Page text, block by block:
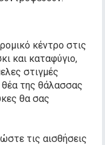
κέντρο στις
και καταφύγιο,
στιγμές
θέα της θάλασσας
θα σας
τις αισθήσεις